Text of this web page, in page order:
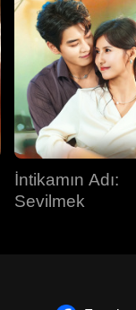
İntikamın Adı:
Sevilmek